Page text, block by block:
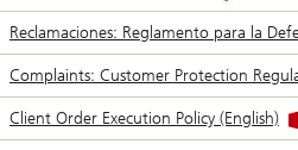
Reclamaciones: Reglamento para la
Complaints: Customer Protection
Client Order Execution Policy (English)